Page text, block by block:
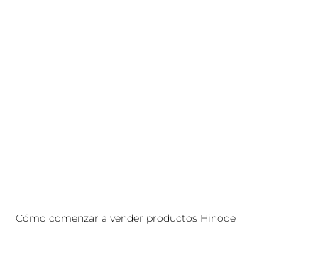
Cómo comenzar a vender productos Hinode